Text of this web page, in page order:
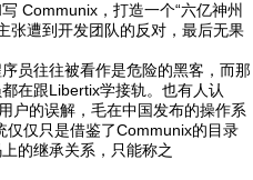
Communix，打造一个“六亿神州
张遭到开发团队的反对，最后无果
员往往被看作是危险的黑客，而那
在跟Libertix学接轨。也有人认
户的误解，毛在中国发布的操作系
仅只是借鉴了Communix的目录
的继承关系，只能称之